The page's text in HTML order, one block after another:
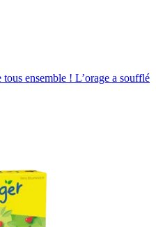
ensemble ! L’orage a soufflé